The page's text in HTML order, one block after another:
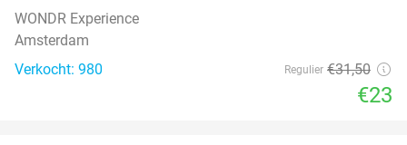
WONDR Experience
Amsterdam
Verkocht: 980
Regulier €31,50
€23